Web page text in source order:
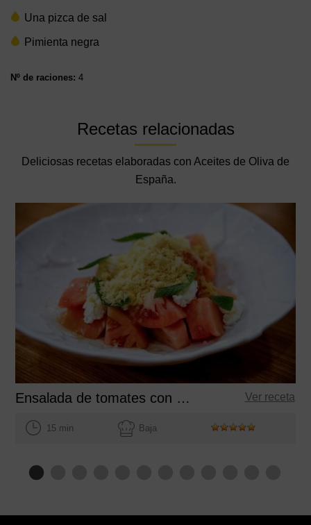
Una pizca de sal
Pimienta negra
Nº de raciones: 4
Recetas relacionadas
Deliciosas recetas elaboradas con Aceites de Oliva de
España.
Ensalada de tomates con queso fresco y granizado de vinagreta de AOVE Ver receta
15 min Baja